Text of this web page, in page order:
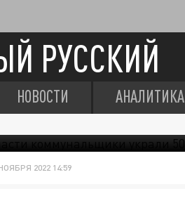
РУССКИЙ
НОВОСТИ АНАЛИТИКА
2022 14:59